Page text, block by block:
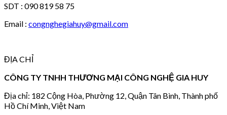
SDT : 090 819 58 75
Email : congnghegiahuy@gmail.com
ĐỊA CHỈ
CÔNG TY TNHH THƯƠNG MẠI CÔNG NGHỆ GIA HUY
Địa chỉ: 182 Cộng Hòa, Phường 12, Quận Tân Bình, Thành phố
Hồ Chí Minh, Việt Nam